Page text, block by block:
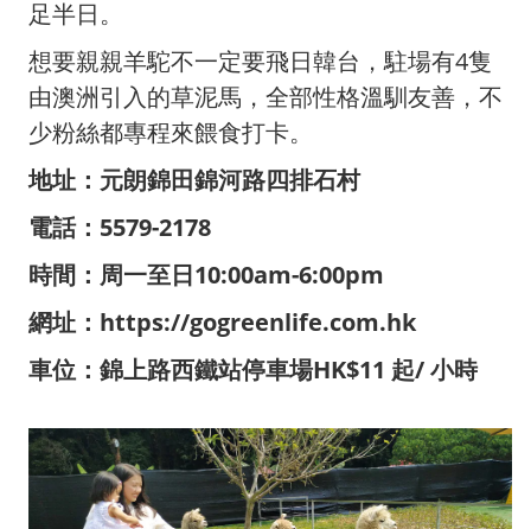
足半日。
想要親親羊駝不一定要飛日韓台，駐場有4隻
由澳洲引入的草泥馬，全部性格溫馴友善，不
少粉絲都專程來餵食打卡。
地址：元朗錦田錦河路四排石村
電話：5579-2178
時間：周一至日10:00am-6:00pm
網址：https://gogreenlife.com.hk
車位：錦上路西鐵站停車場HK$11 起/ 小時